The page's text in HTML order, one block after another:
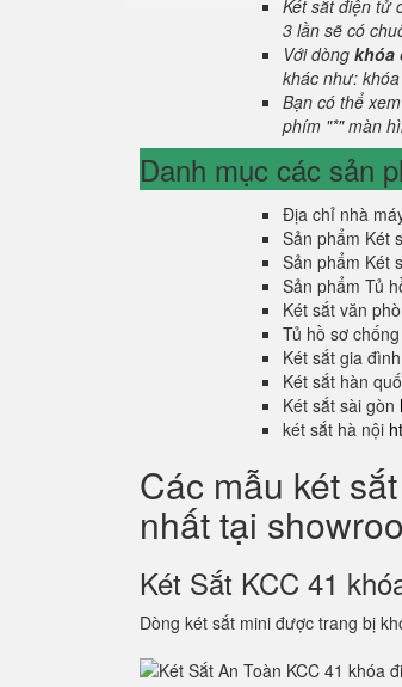
Két sắt điện tử
3 lần sẽ có
Với dòng khóa
khác như:
Bạn có thể
phím "*" màn
Danh mục các sản
Địa chỉ nhà
Sản phẩm Két
Sản phẩm Két
Sản phẩm Tủ
Két sắt văn
Tủ hồ sơ
Két sắt gia đình
Két sắt hàn
Két sắt sài gòn
két sắt hà nội
Các mẫu két
nhất tại
Két Sắt KCC 41
Dòng két sắt mini được trang bị